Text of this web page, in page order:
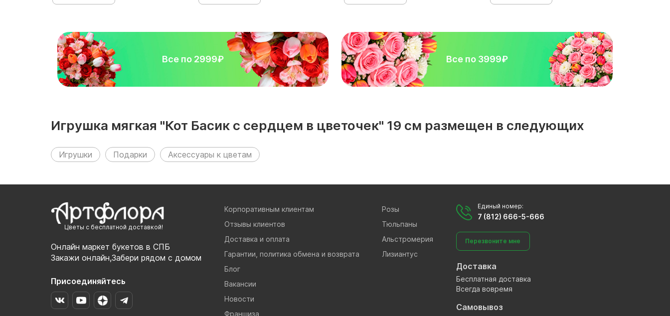
Все по 2999₽ Все по 3999₽
Игрушка мягкая "Кот Басик с сердцем в цветочек" 19 см размещен в следующих
разделах:
Игрушки Подарки Аксессуары к цветам
Цветы с бесплатной доставкой!
Онлайн маркет букетов в СПБ
Закажи онлайн,Забери рядом с домом
Присоединяйтесь
Корпоративным клиентам
Отзывы клиентов
Доставка и оплата
Гарантии, политика обмена и возврата
Блог
Вакансии
Новости
Франшиза
Розы
Тюльпаны
Альстромерия
Лизиантус
Единый номер:
7 (812) 666-5-666
Перезвоните мне
Доставка
Бесплатная доставка
Всегда вовремя
Самовывоз